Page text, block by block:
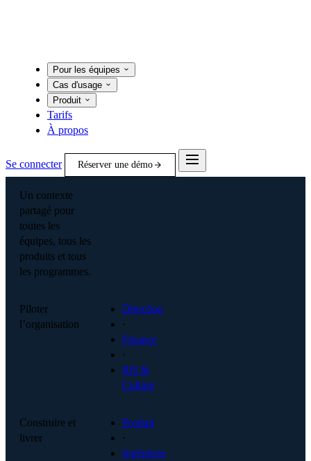
Pour les équipes
Cas d'usage
Produit
Tarifs
À propos
Se connecter Réserver une démo
Un contexte
partagé pour
toutes les
équipes, tous les
produits et tous
les programmes.
Piloter
l’organisation
Direction
·
Finance
·
RH &
Culture
Construire et
livrer
Produit
·
Ingénierie